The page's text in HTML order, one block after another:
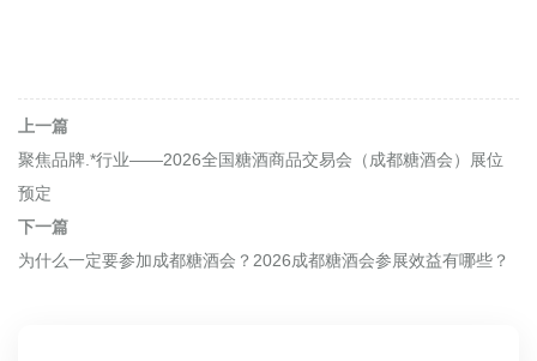
上一篇
聚焦品牌.*行业——2026全国糖酒商品交易会（成都糖酒会）展位
预定
下一篇
为什么一定要参加成都糖酒会？2026成都糖酒会参展效益有哪些？